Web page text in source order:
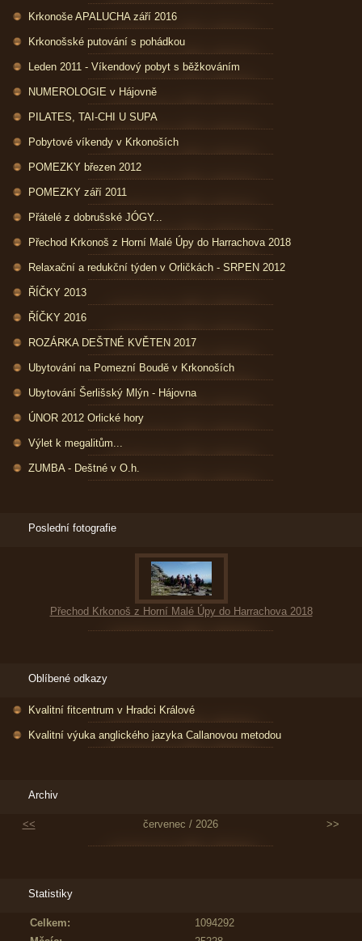
Krkonoše APALUCHA září 2016
Krkonošské putování s pohádkou
Leden 2011 - Víkendový pobyt s běžkováním
NUMEROLOGIE v Hájovně
PILATES, TAI-CHI U SUPA
Pobytové víkendy v Krkonoších
POMEZKY březen 2012
POMEZKY září 2011
Přátelé z dobrušské JÓGY...
Přechod Krkonoš z Horní Malé Úpy do Harrachova 2018
Relaxační a redukční týden v Orličkách - SRPEN 2012
ŘÍČKY 2013
ŘÍČKY 2016
ROZÁRKA DEŠTNÉ KVĚTEN 2017
Ubytování na Pomezní Boudě v Krkonoších
Ubytování Šerlišský Mlýn - Hájovna
ÚNOR 2012 Orlické hory
Výlet k megalitům...
ZUMBA - Deštné v O.h.
Poslední fotografie
Přechod Krkonoš z Horní Malé Úpy do Harrachova 2018
Oblíbené odkazy
Kvalitní fitcentrum v Hradci Králové
Kvalitní výuka anglického jazyka Callanovou metodou
Archiv
<< červenec / 2026 >>
Statistiky
Celkem:
1094292